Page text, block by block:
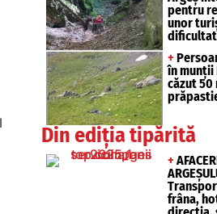
pentru
unor
+
în munții
căzut
Din ediția tipărită
+
frâna,